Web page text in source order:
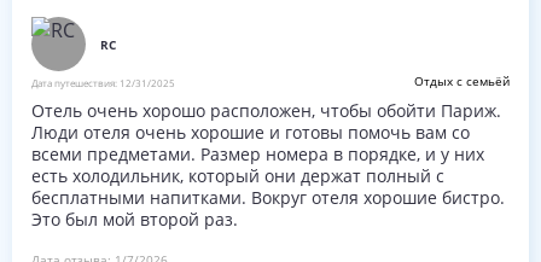
отелем, также замечательны!
Это 10 минут ходьбы до Лувра & есть куча кафе и
ресторанов поблизости, так что расположение также
сказочно!
RC
Дата путешествия: 12/31/2025 Отдых с семьёй
Отель очень хорошо расположен, чтобы обойти Париж.
Люди отеля очень хорошие и готовы помочь вам со
всеми предметами. Размер номера в порядке, и у них
есть холодильник, который они держат полный с
бесплатными напитками. Вокруг отеля хорошие бистро.
Это был мой второй раз.